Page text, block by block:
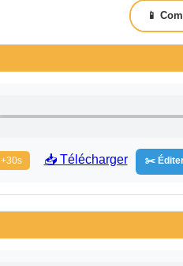
📱
+30s 📥 Télécharger ✂️